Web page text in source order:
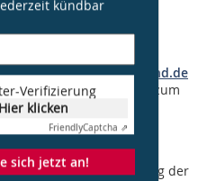
Deutschland – der
Liste der
unterwww.bimdeutschland.de
folgenden Dokumente zum
einem Beispiel des
ausgewählten
Beschreibung der
kündbar
Verifizierung
Hier klicken
FriendlyCaptcha ⇗
sich jetzt an!